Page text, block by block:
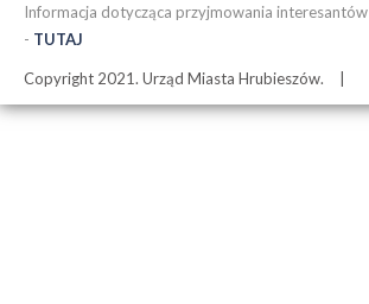
Informacja dotycząca przyjmowania interesantów
- TUTAJ
Copyright 2021. Urząd Miasta Hrubieszów.